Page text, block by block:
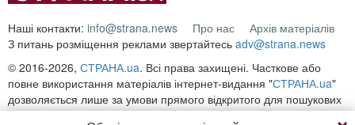
Наші контакти: info@strana.news Про нас
Архів матеріалів
З питань розміщення реклами звертайтесь adv@strana.news
© 2016-2026, СТРАНА.ua. Всі права захищені. Часткове або
повне використання матеріалів інтернет-видання "СТРАНА.ua"
дозволяється лише за умови прямого відкритого для пошукових
систем гіперпосилання на безпосередню адресу матеріалу на